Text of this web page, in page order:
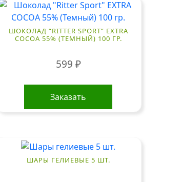
ШОКОЛАД “RITTER SPORT” EXTRA
COCOA 55% (ТЕМНЫЙ) 100 ГР.
599 ₽
Заказать
ШАРЫ ГЕЛИЕВЫЕ 5 ШТ.